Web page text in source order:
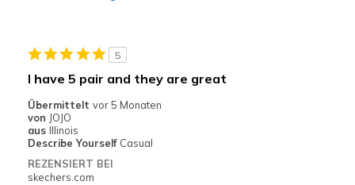
Heel blisters
Width
Sizing
Feels half size too small
View On Shoes
5
I have 5 pair and they are great
Übermittelt vor 5 Monaten
von JOJO
aus Illinois
Describe Yourself Casual
REZENSIERT BEI
skechers.com